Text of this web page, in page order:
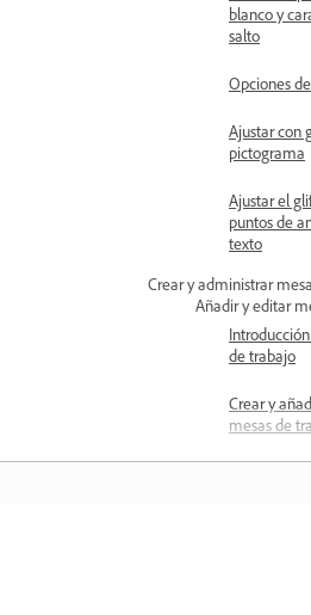
blanco y
salto
Opciones
Ajustar con
pictograma
Ajustar el
puntos de
texto
Crear y administrar
Añadir y editar
de trabajo
Crear y
mesas de